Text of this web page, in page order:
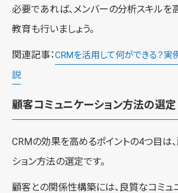
必要であれば、メンバーの分析スキルを
教育も行いましょう。
関連記事：CRMを活用して何ができる？実
説
顧客コミュニケーション方法の選定
CRMの効果を高めるポイントの4つ目は
ション方法の選定です。
顧客との関係性構築には、良質なコミュ